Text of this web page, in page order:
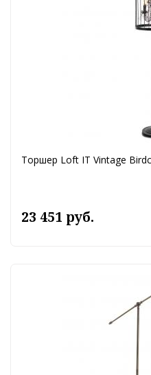
Торшер Loft IT Vintage
23 451 руб.